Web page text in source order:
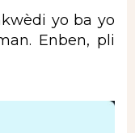
yo ba yo
Enben, pli